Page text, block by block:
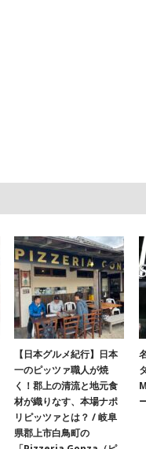
【日本グルメ紀行】日本
一のピッツァ職人が焼
く！郡上の清流と地元食
材が織りなす、本場ナポ
リピッツァとは？ / 岐阜
県郡上市白鳥町の